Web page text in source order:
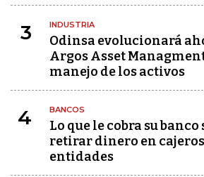
3 INDUSTRIA
Odinsa evolucionará
Argos Asset
manejo de los activos
4 BANCOS
Lo que le cobra su
retirar dinero en
entidades